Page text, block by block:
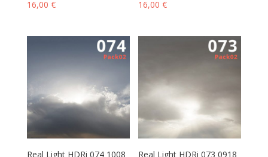
16,00 €
16,00€
Real Light HDRi 074 1008
Real Light HDRi 073 0918